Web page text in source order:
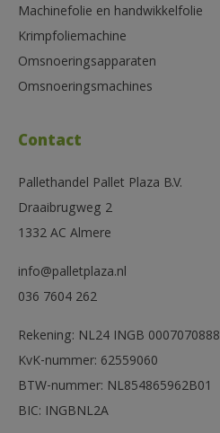
Machinefolie en handwikkelfolie
Krimpfoliemachine
Omsnoeringsapparaten
Omsnoeringsmachines
Contact
Pallethandel Pallet Plaza B.V.
Draaibrugweg 2
1332 AC Almere
info@palletplaza.nl
036 7604 262
Rekening: NL24 INGB 0007070888
KvK-nummer: 62559060
BTW-nummer: NL854865962B01
BIC: INGBNL2A